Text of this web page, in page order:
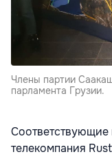
Члены партии
парламента Грузии.
Соответствующие
телекомпания